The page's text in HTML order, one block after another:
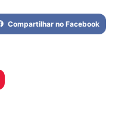
Compartilhar no Facebook